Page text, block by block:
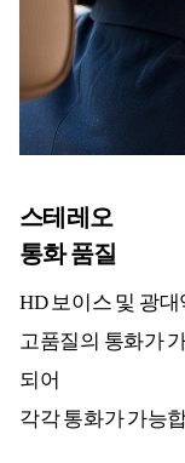
스테레오
통화 품질
HD 보이스 및 광
고품질의 통화가
되어
각각 통화가 가능